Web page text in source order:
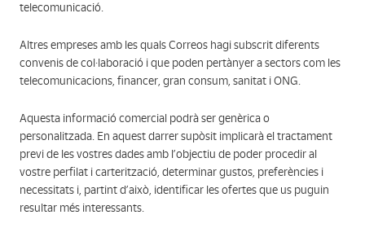
telecomunicació.
Altres empreses amb les quals Correos hagi subscrit diferents
convenis de col·laboració i que poden pertànyer a sectors com les
telecomunicacions, financer, gran consum, sanitat i ONG.
Aquesta informació comercial podrà ser genèrica o
personalitzada. En aquest darrer supòsit implicarà el tractament
previ de les vostres dades amb l’objectiu de poder procedir al
vostre perfilat i carterització, determinar gustos, preferències i
necessitats i, partint d’això, identificar les ofertes que us puguin
resultar més interessants.